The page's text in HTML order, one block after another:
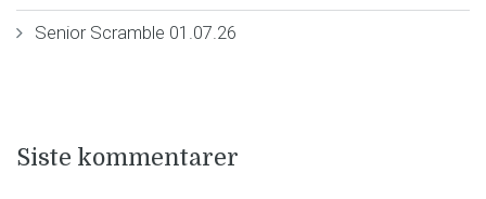
Senior Scramble 01.07.26
Siste kommentarer